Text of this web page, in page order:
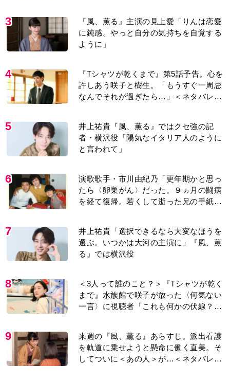
3
『風、薫る』主演の見上愛「りんは恋愛
に鈍感。やっと自分の気持ちを自覚する
ように」
4
『Tシャツが乾くまで』第5話予告。心を
許しあう咲子と樹生。「もうすぐ一周忌
なんでそれが過ぎたら…」＜ネタバレあ
5
井上祐貴『風、薫る』ではクセ強の記
者・横沢役「陽気なイタリア人のように
と言われて」
6
演歌歌手・市川由紀乃「更年期かと思っ
たら〈卵巣がん〉だった。９ヵ月の闘病
を経て復帰。若くして逝った兄の手紙を
7
井上祐貴「選択できるなら大変なほうを
選ぶ。いつかは大河の主演に」『風、薫
る』では横沢役
8
＜3人って誰のこと？＞『Tシャツが乾く
まで』水族館で咲子が放った〈何気ない
一言〉に視聴者「これも何かの伏線？」
9
来週の『風、薫る』あらすじ。派出看護
を軌道に乗せようと懸命に働く直美。そ
してついに＜あの人＞が…＜ネタバレあ